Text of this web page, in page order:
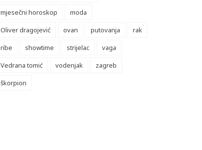
mjesečni horoskop
moda
Oliver dragojević
ovan putovanja
rak
ribe
showtime strijelac
vaga
Vedrana tomić
vodenjak
zagreb
škorpion